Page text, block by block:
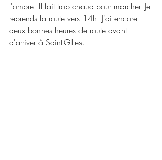
l'ombre. Il fait trop chaud pour marcher. Je
reprends la route vers 14h. J'ai encore
deux bonnes heures de route avant
d'arriver à Saint-GIlles.